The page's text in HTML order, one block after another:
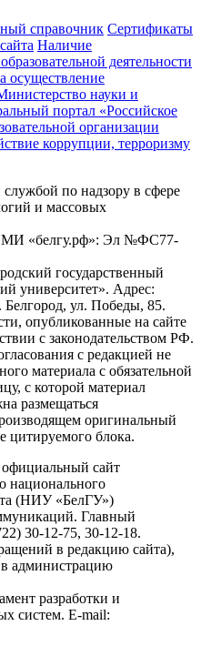
справочник Сертификаты
Наличие
деятельности
осуществление
науки и
портал «Российское
организации
коррупции, терроризму
по надзору в сфере
и массовых
СМИ «белгу.рф»: Эл №ФС77-
государственный
университет». Адрес:
Белгород, ул. Победы, 85.
опубликованные на сайте
с законодательством РФ.
с редакцией не
материала с обязательной
с которой материал
размещаться
оригинальный
цитируемого блока.
сайт
национального
(НИУ «БелГУ»)
Главный
30-12-75, 30-12-18.
в редакцию сайта),
администрацию
разработки и
систем. E-mail: